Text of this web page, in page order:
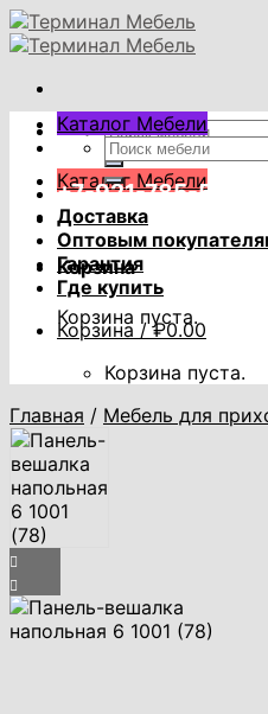
Skip
to
Искать:
Каталог Мебели
+7-921-785-53-53
Корзина
Корзина пуста.
Каталог Мебели
Искать:
Доставка
Оптовым
Гарантия
Где купить
Корзина /₽0.00
Корзина пуста.
Главная / Мебель для